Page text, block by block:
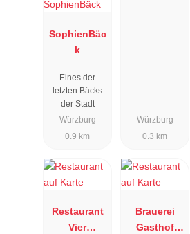
SophienBäc
k
Eines der
letzten Bäcks
der Stadt
Würzburg
0.9 km
Würzburg
0.3 km
Restaurant
Vier
Brauerei
Gasthof